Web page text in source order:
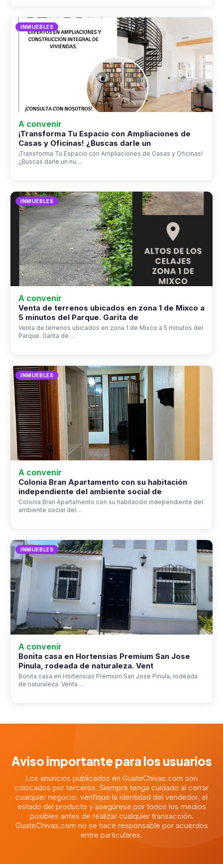
INMUEBLES
A convenir
¡Transforma Tu Espacio con Ampliaciones de
Casas y Oficinas! ¿Buscas darle un
¡Transforma Tu Espacio con Ampliaciones de Casas y Oficinas!
¿Buscas darle un nu…
INMUEBLES
A convenir
Venta de terrenos ubicados en zona 1 de Mixco a
5 minutos del Parque. Garita de
Venta de terrenos ubicados en zona 1 de Mixco a 5 minutos del
Parque. Garita de …
INMUEBLES
A convenir
Colonia Bran Apartamento con su habitación
independiente del ambiente social de
Colonia Bran Apartamento con su habitación independiente del
ambiente social del…
INMUEBLES
A convenir
Bonita casa en Hortensias Premium San Jose
Pinula, rodeada de naturaleza. Vent
Bonita casa en Hortensias Premium San Jose Pinula, rodeada
de naturaleza. Venta …
Aviso importante para los usuarios
Los anuncios publicados en GuateChivas.com son
colocados por terceros. Siempre tenga cuidado al cerrar
cualquier negocio: verifique la identidad del vendedor, el
estado del producto y asegúrese por todos los medios
posibles antes de realizar cualquier transacción.
GuateChivas.com no se hace responsable por acuerdos
entre particulares.